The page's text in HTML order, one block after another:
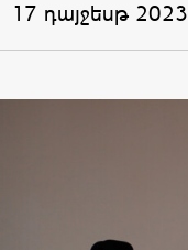
17 դայջեսթ 2023